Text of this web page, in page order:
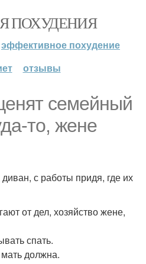
ПОХУДЕНИЯ
эффективное похудение
отзывы
семейный
то, жене
с работы придя, где их
от дел, хозяйство жене,
спать.
должна.